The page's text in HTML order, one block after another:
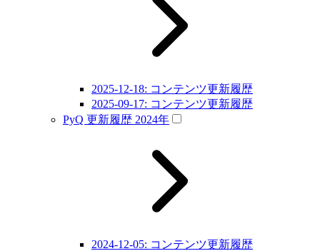
2025-12-18: コンテンツ更新履歴
2025-09-17: コンテンツ更新履歴
PyQ 更新履歴 2024年
2024-12-05: コンテンツ更新履歴